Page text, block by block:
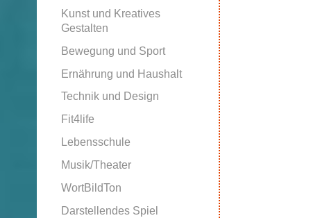
Kunst und Kreatives
Gestalten
Bewegung und Sport
Ernährung und Haushalt
Technik und Design
Fit4life
Lebensschule
Musik/Theater
WortBildTon
Darstellendes Spiel